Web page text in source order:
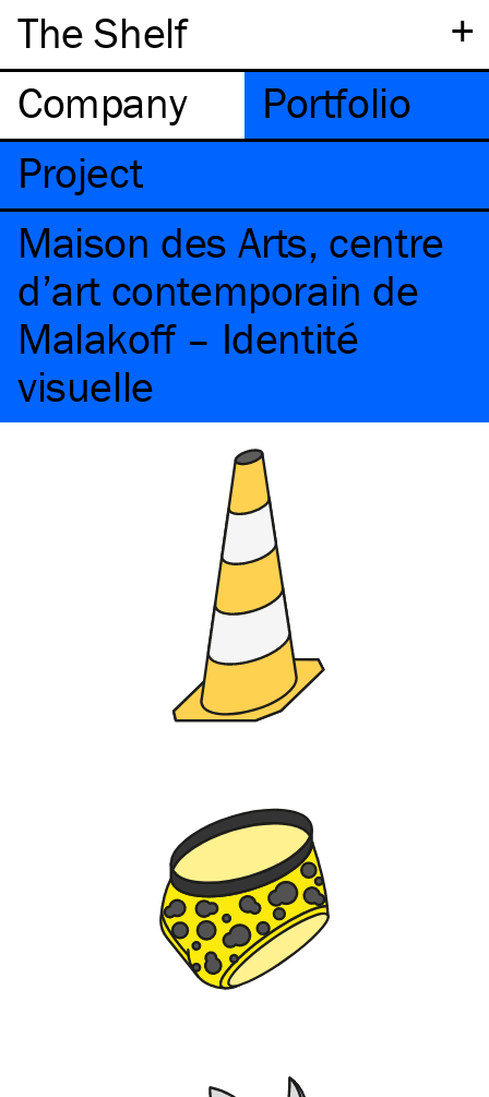
+
The Shelf
Company
Portfolio
Project
Maison des Arts, centre
d’art contemporain de
Malakoff – Identité
visuelle